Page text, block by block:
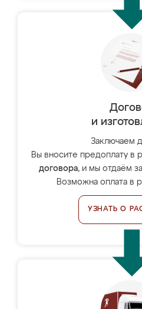
и
Заключаем
Вы вносите предоплату в
договора, и мы отдаём
Возможна оплата в
УЗНАТЬ О